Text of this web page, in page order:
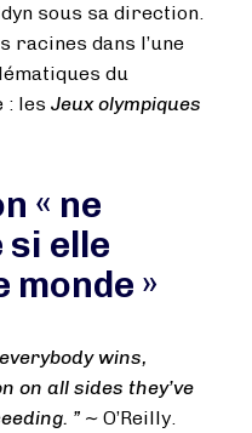
sous sa direction.
racines dans l’une
du
: les Jeux olympiques
« ne
si elle
»
wins,
on all sides they’ve
” ~ O’Reilly.